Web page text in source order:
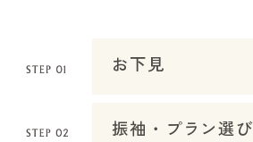
お下見
振袖・プラン選び